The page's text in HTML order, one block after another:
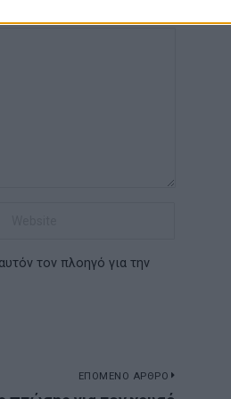
τον πλοηγό για την
ΕΠΟΜΕΝΟ ΑΡΘΡΟ